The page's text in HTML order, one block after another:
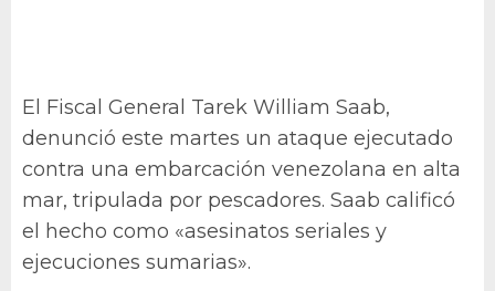
El Fiscal General Tarek William Saab,
denunció este martes un ataque ejecutado
contra una embarcación venezolana en alta
mar, tripulada por pescadores. Saab calificó
el hecho como «asesinatos seriales y
ejecuciones sumarias».